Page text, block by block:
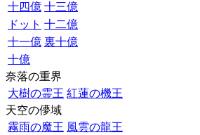
十四億 十三億
ドット 十二億
十一億 裏十億
十億
奈落の重界
大樹の霊王 紅蓮の機王
天空の儚域
霧雨の魔王 風雲の龍王